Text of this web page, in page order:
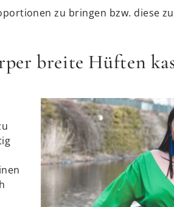
breite Hüften
zu bringen bzw. diese